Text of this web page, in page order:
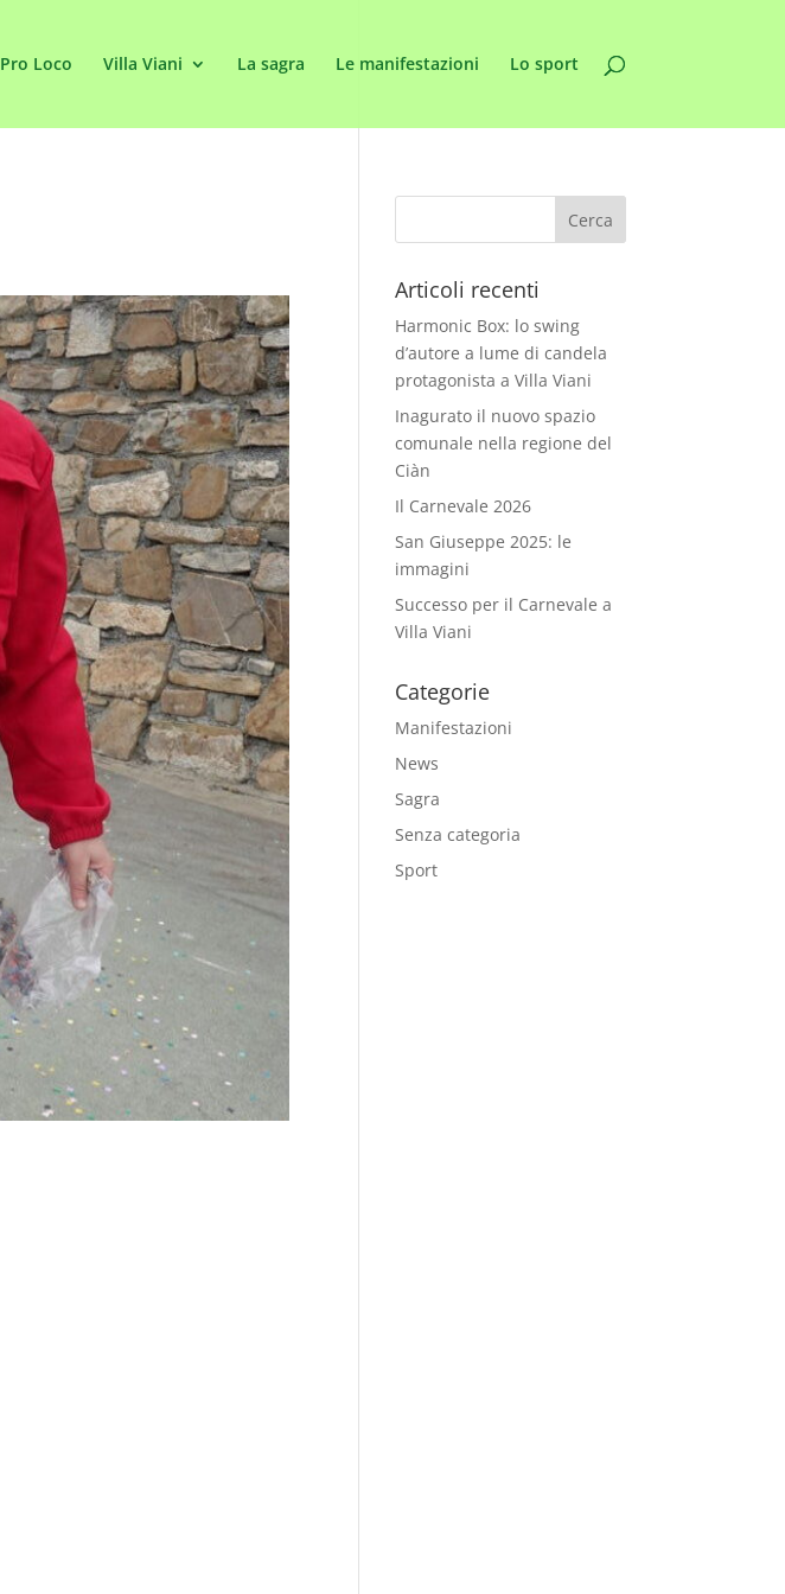
Pro Loco Villa Viani La sagra Le manifestazioni Lo sport
Articoli recenti
Harmonic Box: lo swing
d’autore a lume di candela
protagonista a Villa Viani
Inagurato il nuovo spazio
comunale nella regione del
Ciàn
Il Carnevale 2026
San Giuseppe 2025: le
immagini
Successo per il Carnevale a
Villa Viani
Categorie
Manifestazioni
News
Sagra
Senza categoria
Sport